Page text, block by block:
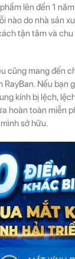
lên đến 1
nào do nhà sản
tận tâm và
cũng mang đến
Nếu bạn
kính bị lệch,
hoàn toàn miễn
sở hữu.